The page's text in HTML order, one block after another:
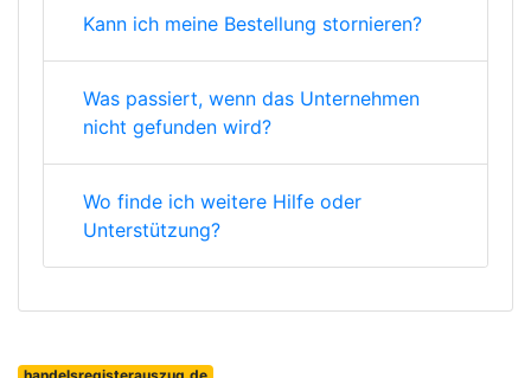
Kann ich meine Bestellung stornieren?
Was passiert, wenn das Unternehmen
nicht gefunden wird?
Wo finde ich weitere Hilfe oder
Unterstützung?